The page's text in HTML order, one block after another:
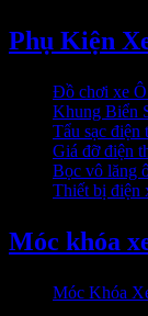
Phụ Kiện
Đồ chơi xe
Khung Biển
Tẩu sạc điện
Giá đỡ điện
Bọc vô lăng
Thiết bị điện
Móc khóa
Móc Khóa